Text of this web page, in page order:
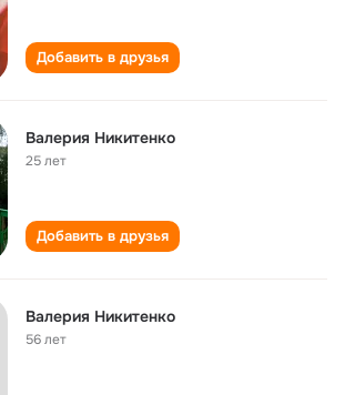
Добавить в друзья
Валерия Никитенко
25 лет
Добавить в друзья
Валерия Никитенко
56 лет